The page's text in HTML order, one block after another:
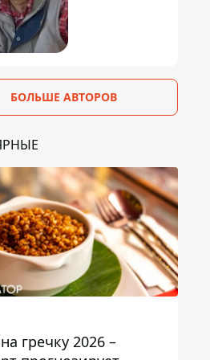
БОЛЬШЕ АВТОРОВ
гречку 2026 –